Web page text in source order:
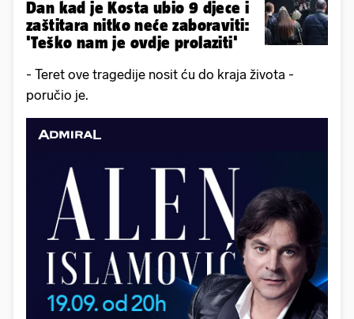
Dan kad je Kosta ubio 9 djece i
zaštitara nitko neće zaboraviti:
'Teško nam je ovdje prolaziti'
- Teret ove tragedije nosit ću do kraja života -
poručio je.